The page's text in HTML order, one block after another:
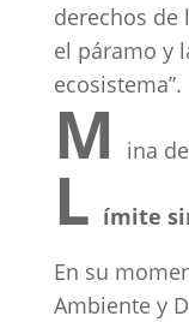
derechos de
el páramo y
ecosistema”.
M ina
L ímite
En su
Ambiente y